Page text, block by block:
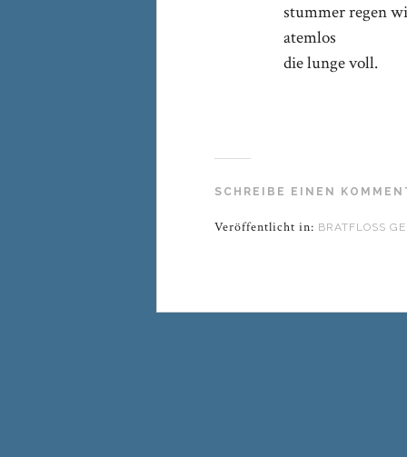
stummer regen
atemlos
die lunge voll.
SCHREIBE EINEN
Veröffentlicht in: BRATFLOSS